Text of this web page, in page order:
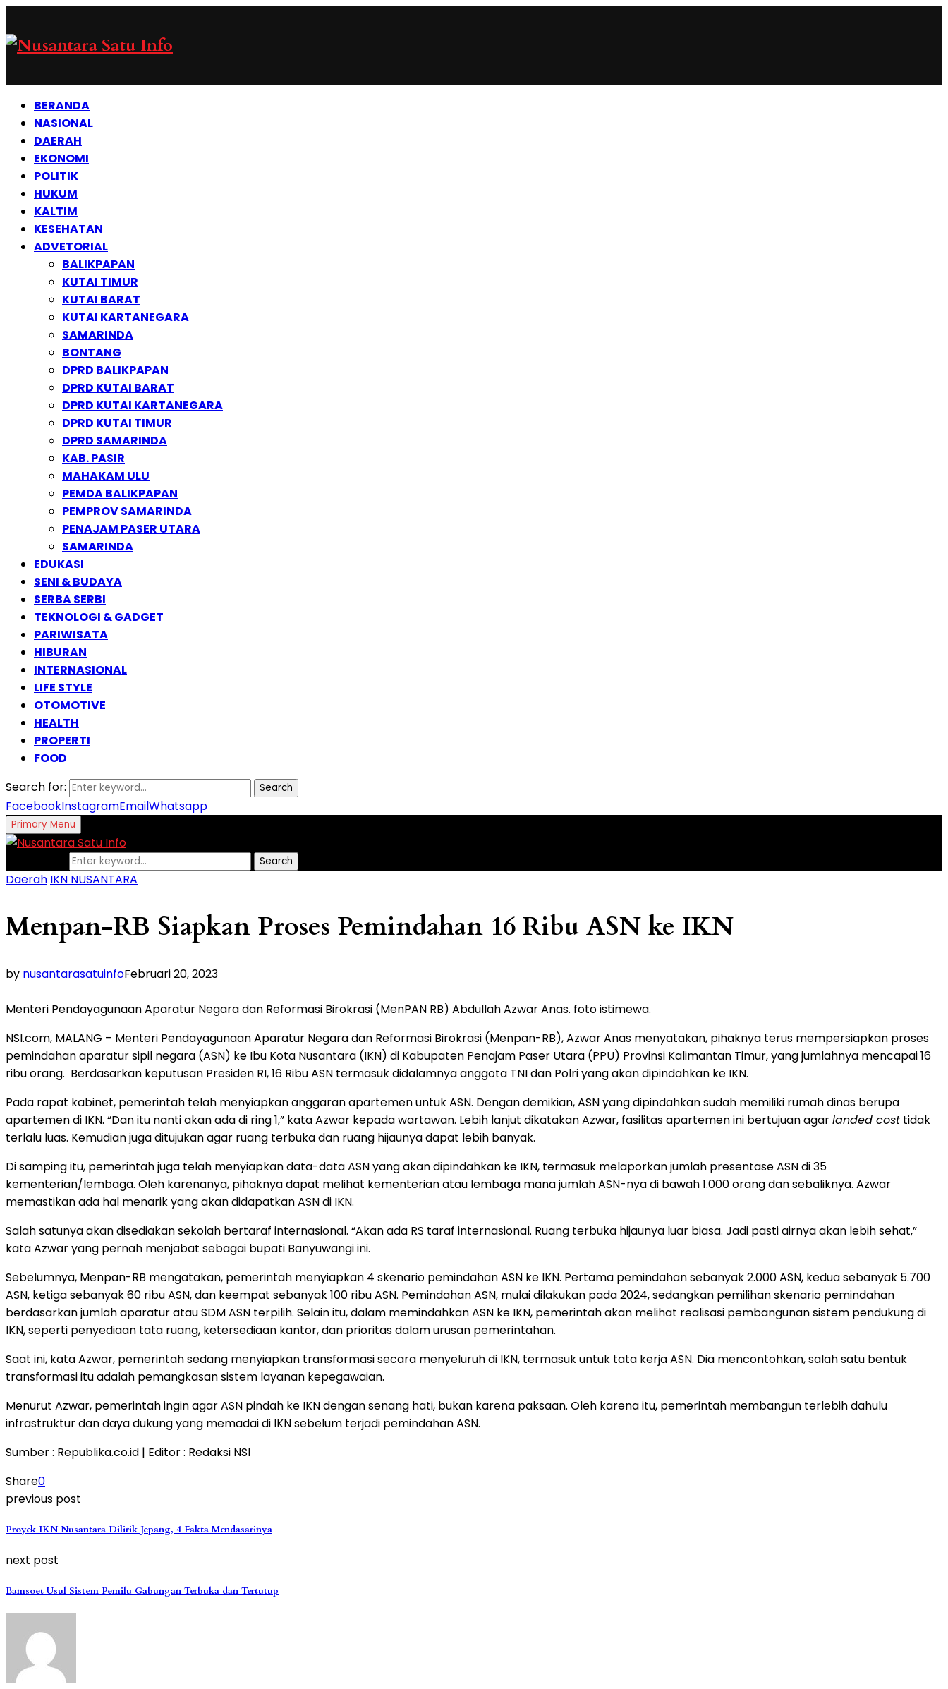
BERANDA
NASIONAL
DAERAH
EKONOMI
POLITIK
HUKUM
KALTIM
KESEHATAN
ADVETORIAL
BALIKPAPAN
KUTAI TIMUR
KUTAI BARAT
KUTAI KARTANEGARA
SAMARINDA
BONTANG
DPRD BALIKPAPAN
DPRD KUTAI BARAT
DPRD KUTAI KARTANEGARA
DPRD KUTAI TIMUR
DPRD SAMARINDA
KAB. PASIR
MAHAKAM ULU
PEMDA BALIKPAPAN
PEMPROV SAMARINDA
PENAJAM PASER UTARA
SAMARINDA
EDUKASI
SENI & BUDAYA
SERBA SERBI
TEKNOLOGI & GADGET
PARIWISATA
HIBURAN
INTERNASIONAL
LIFE STYLE
OTOMOTIVE
HEALTH
PROPERTI
FOOD
Search for:
Search
FacebookInstagramEmailWhatsapp
Primary Menu
Search
Daerah IKN NUSANTARA
Menpan-RB Siapkan Proses Pemindahan 16 Ribu ASN ke IKN
by nusantarasatuinfoFebruari 20, 2023
Menteri Pendayagunaan Aparatur Negara dan Reformasi Birokrasi (MenPAN RB) Abdullah Azwar Anas. foto istimewa.
NSI.com, MALANG – Menteri Pendayagunaan Aparatur Negara dan Reformasi Birokrasi (Menpan-RB), Azwar Anas menyatakan, pihaknya terus mempersiapkan proses
pemindahan aparatur sipil negara (ASN) ke Ibu Kota Nusantara (IKN) di Kabupaten Penajam Paser Utara (PPU) Provinsi Kalimantan Timur, yang jumlahnya mencapai 16
ribu orang. Berdasarkan keputusan Presiden RI, 16 Ribu ASN termasuk didalamnya anggota TNI dan Polri yang akan dipindahkan ke IKN.
Pada rapat kabinet, pemerintah telah menyiapkan anggaran apartemen untuk ASN. Dengan demikian, ASN yang dipindahkan sudah memiliki rumah dinas berupa
apartemen di IKN. “Dan itu nanti akan ada di ring 1,” kata Azwar kepada wartawan. Lebih lanjut dikatakan Azwar, fasilitas apartemen ini bertujuan agarlanded cost tidak
terlalu luas. Kemudian juga ditujukan agar ruang terbuka dan ruang hijaunya dapat lebih banyak.
Di samping itu, pemerintah juga telah menyiapkan data-data ASN yang akan dipindahkan ke IKN, termasuk melaporkan jumlah presentase ASN di 35
kementerian/lembaga. Oleh karenanya, pihaknya dapat melihat kementerian atau lembaga mana jumlah ASN-nya di bawah 1.000 orang dan sebaliknya. Azwar
memastikan ada hal menarik yang akan didapatkan ASN di IKN.
Salah satunya akan disediakan sekolah bertaraf internasional. “Akan ada RS taraf internasional. Ruang terbuka hijaunya luar biasa. Jadi pasti airnya akan lebih sehat,”
kata Azwar yang pernah menjabat sebagai bupati Banyuwangi ini.
Sebelumnya, Menpan-RB mengatakan, pemerintah menyiapkan 4 skenario pemindahan ASN ke IKN. Pertama pemindahan sebanyak 2.000 ASN, kedua sebanyak 5.700
ASN, ketiga sebanyak 60 ribu ASN, dan keempat sebanyak 100 ribu ASN. Pemindahan ASN, mulai dilakukan pada 2024, sedangkan pemilihan skenario pemindahan
berdasarkan jumlah aparatur atau SDM ASN terpilih. Selain itu, dalam memindahkan ASN ke IKN, pemerintah akan melihat realisasi pembangunan sistem pendukung di
IKN, seperti penyediaan tata ruang, ketersediaan kantor, dan prioritas dalam urusan pemerintahan.
Saat ini, kata Azwar, pemerintah sedang menyiapkan transformasi secara menyeluruh di IKN, termasuk untuk tata kerja ASN. Dia mencontohkan, salah satu bentuk
transformasi itu adalah pemangkasan sistem layanan kepegawaian.
Menurut Azwar, pemerintah ingin agar ASN pindah ke IKN dengan senang hati, bukan karena paksaan. Oleh karena itu, pemerintah membangun terlebih dahulu
infrastruktur dan daya dukung yang memadai di IKN sebelum terjadi pemindahan ASN.
Sumber : Republika.co.id | Editor : Redaksi NSI
Share0
previous post
Proyek IKN Nusantara Dilirik Jepang, 4 Fakta Mendasarinya
next post
Bamsoet Usul Sistem Pemilu Gabungan Terbuka dan Tertutup